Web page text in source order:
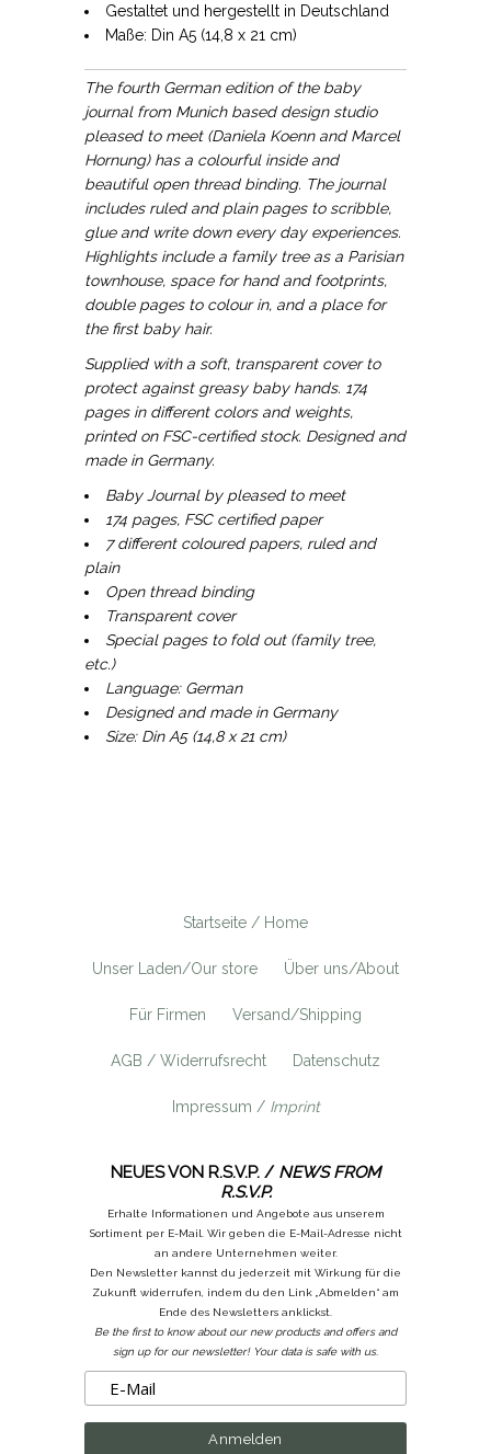
Gestaltet und hergestellt in Deutschland
Maße: Din A5 (14,8 x 21 cm)
The fourth German edition of the baby
journal from Munich based design studio
pleased to meet (Daniela Koenn and Marcel
Hornung) has a colourful inside and
beautiful open thread binding. The journal
includes ruled and plain pages to scribble,
glue and write down every day experiences.
Highlights include a family tree as a Parisian
townhouse, space for hand and footprints,
double pages to colour in, and a place for
the first baby hair.
Supplied with a soft, transparent cover to
protect against greasy baby hands. 174
pages in different colors and weights,
printed on FSC-certified stock. Designed and
made in Germany.
Baby Journal by pleased to meet
174 pages, FSC certified paper
7 different coloured papers, ruled and
plain
Open thread binding
Transparent cover
Special pages to fold out (family tree,
etc.)
Language: German
Designed and made in Germany
Size: Din A5 (14,8 x 21 cm)
Startseite / Home
Unser Laden/Our store Über uns/About
Für Firmen Versand/Shipping
AGB / Widerrufsrecht Datenschutz
Impressum / Imprint
NEUES VON R.S.V.P. / NEWS FROM
R.S.V.P.
Erhalte Informationen und Angebote aus unserem
Sortiment per E-Mail. Wir geben die E-Mail-Adresse nicht
an andere Unternehmen weiter.
Den Newsletter kannst du jederzeit mit Wirkung für die
Zukunft widerrufen, indem du den Link „Abmelden“ am
Ende des Newsletters anklickst.
Be the first to know about our new products and offers and
sign up for our newsletter! Your data is safe with us.